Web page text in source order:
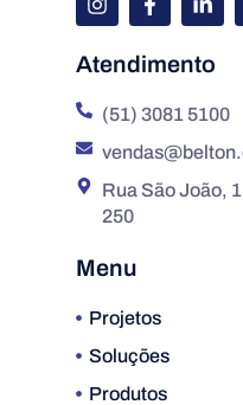
Menu
Projetos
Soluções
Produtos
Atendimento
(51) 3081 5100
Rua São João,
250